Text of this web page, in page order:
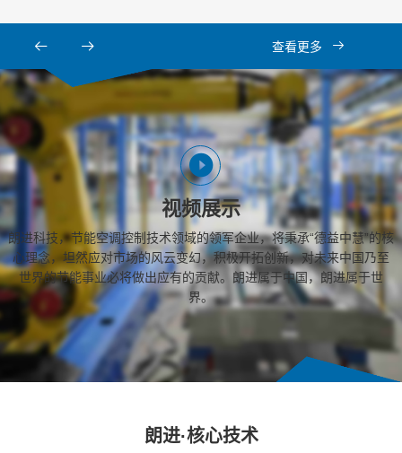
查看更多
视频展示
朗进科技，节能空调控制技术领域的领军企业，将秉承“德益中慧”的核
心理念，坦然应对市场的风云变幻，积极开拓创新，对未来中国乃至
世界的节能事业必将做出应有的贡献。朗进属于中国，朗进属于世
界。
朗进·核心技术